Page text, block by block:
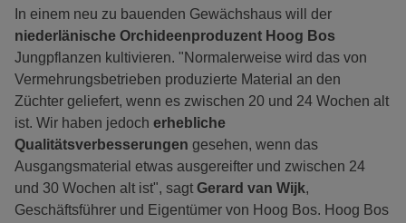
In einem neu zu bauenden Gewächshaus will der
niederlänische Orchideenproduzent Hoog Bos
Jungpflanzen kultivieren. "Normalerweise wird das von
Vermehrungsbetrieben produzierte Material an den
Züchter geliefert, wenn es zwischen 20 und 24 Wochen alt
ist. Wir haben jedoch erhebliche
Qualitätsverbesserungen gesehen, wenn das
Ausgangsmaterial etwas ausgereifter und zwischen 24
und 30 Wochen alt ist", sagt Gerard van Wijk,
Geschäftsführer und Eigentümer von Hoog Bos. Hoog Bos